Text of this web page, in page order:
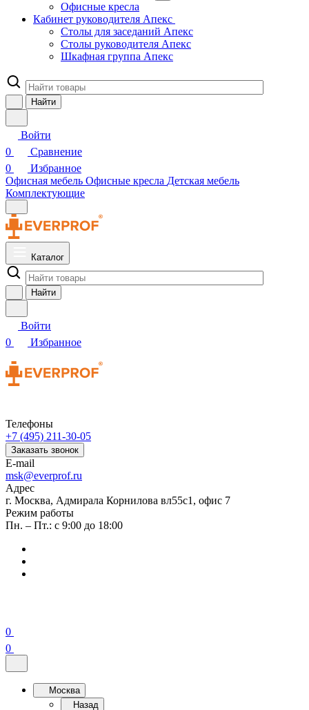
Офисные кресла
Кабинет руководителя Апекс
Столы для заседаний Апекс
Столы руководителя Апекс
Шкафная группа Апекс
Найти
Войти
0
Сравнение
0
Избранное
Офисная мебель Офисные кресла Детская мебель
Комплектующие
Каталог
Найти
Войти
0
Избранное
Телефоны
+7 (495) 211-30-05
Заказать звонок
E-mail
msk@everprof.ru
Адрес
г. Москва, Адмирала Корнилова вл55с1, офис 7
Режим работы
Пн. – Пт.: с 9:00 до 18:00
0
0
Москва
Назад